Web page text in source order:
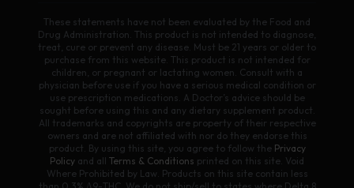
These statements have not been evaluated by the Food and
Drug Administration. This product is not intended to diagnose,
treat, cure or prevent any disease. Must be 21 years or older to
purchase from this website. This product is not intended for
children, or pregnant or lactating women. Consult with a
physician before use if you have a serious medical condition or
use prescription medications. A Doctor’s advice should be
sought before using this and any dietary supplement product.
All trademarks and copyrights are property of their respective
owners and are not affiliated with nor do they endorse this
product. By using this site, you agree to follow the Privacy
Policy and all Terms & Conditions printed on this site. Void
Where Prohibited by Law. Products on this site contain less